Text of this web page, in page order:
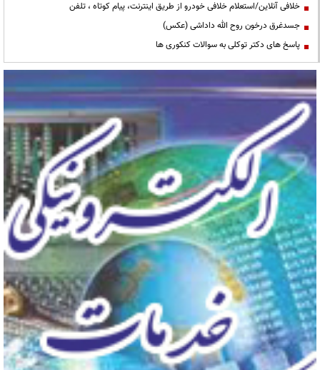
خلافی آنلاین/استعلام خلافی خودرو از طریق اینترنت، پیام کوتاه ، تلفن
جسدغرق درخون روح الله داداشی (عکس)
پاسخ های دکتر توکلی به سوالات کنکوری ها